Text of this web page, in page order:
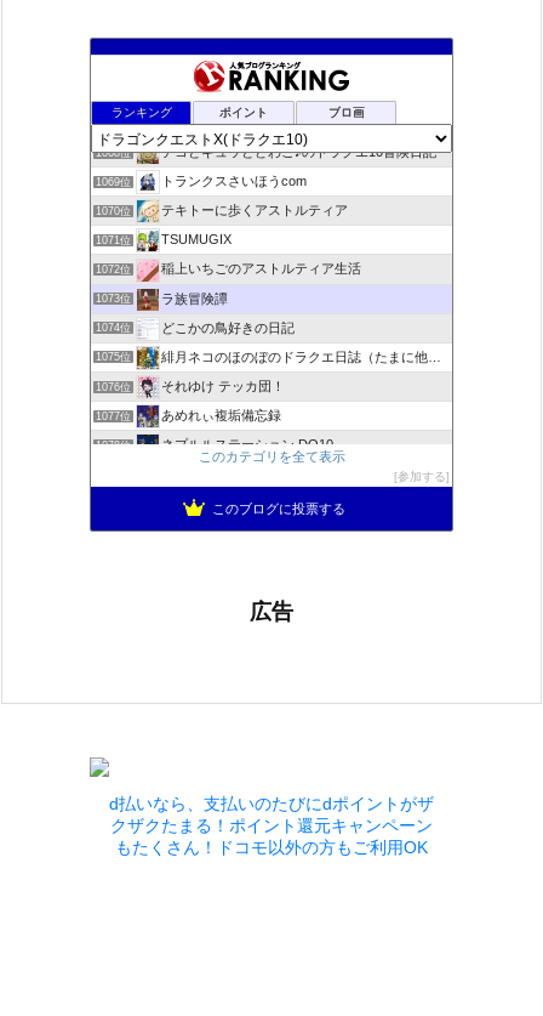
ランキング ポイント ブロ画
咲くやこのはな
1067位 ドラクエ10ラウラの日常とチーム運営ブログ
1068位 デコとギュッとどわこ♪のドラクエ10冒険日記
1069位 トランクスさいほうcom
1070位 テキトーに歩くアストルティア
1071位 TSUMUGIX
1072位 稲上いちごのアストルティア生活
1073位 ラ族冒険譚
1074位 どこかの鳥好きの日記
1075位 緋月ネコのほのぼのドラクエ日誌（たまに他のことも書いてます)
1076位 それゆけ テッカ団！
1077位 あめれぃ複垢備忘録
1078位 ネプルルステーション DQ10
アリアドネからのお便り『Aria de nouvelles』
ぽんこつゲーマーのひみつきち
このカテゴリを全て表示
参加する
このブログに投票する
広告
d払いなら、支払いのたびにdポイントがザ
クザクたまる！ポイント還元キャンペーン
もたくさん！ドコモ以外の方もご利用OK